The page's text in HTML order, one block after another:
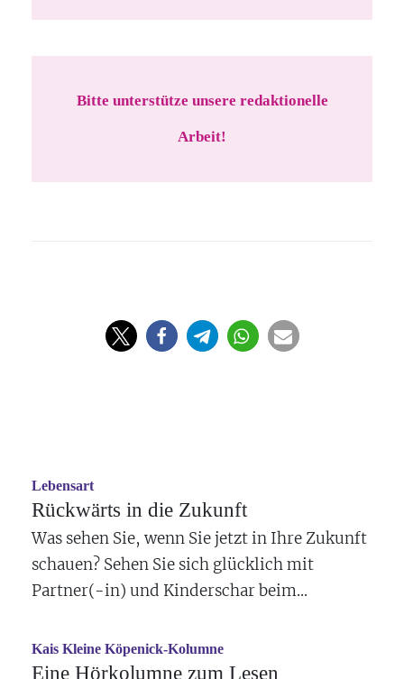
Bitte unterstütze unsere redaktionelle
Arbeit!
Lebensart
Rückwärts in die Zukunft
Was sehen Sie, wenn Sie jetzt in Ihre Zukunft
schauen? Sehen Sie sich glücklich mit
Partner(-in) und Kinderschar beim...
Kais Kleine Köpenick-Kolumne
Eine Hörkolumne zum Lesen